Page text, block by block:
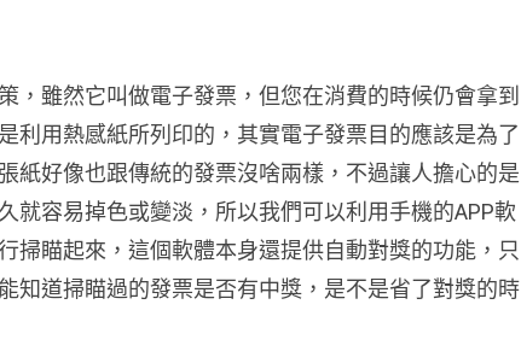
，雖然它叫做電子發票，但您在消費的時候仍會拿到
利用熱感紙所列印的，其實電子發票目的應該是為了
紙好像也跟傳統的發票沒啥兩樣，不過讓人擔心的是
就容易掉色或變淡，所以我們可以利用手機的APP軟
掃瞄起來，這個軟體本身還提供自動對獎的功能，只
知道掃瞄過的發票是否有中獎，是不是省了對獎的時